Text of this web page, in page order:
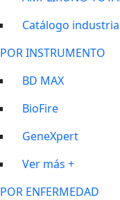
Catálogo
POR INSTRUMENTO
BD MAX
BioFire
GeneXpert
Ver más +
POR ENFERMEDAD